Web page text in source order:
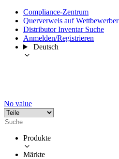
Compliance-Zentrum
Querverweis auf Wettbewerber
Distributor Inventar Suche
Anmelden/Registrieren
Deutsch
No value
Produkte
Märkte